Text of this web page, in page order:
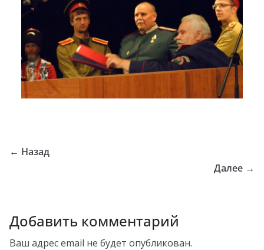
← Назад
Далее →
Добавить комментарий
Ваш адрес email не будет опубликован.